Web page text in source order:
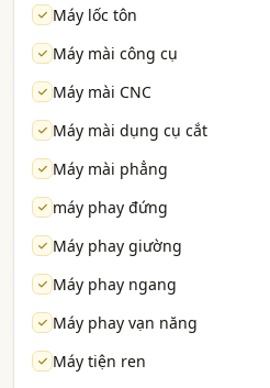
Máy lốc tôn
Máy mài công cụ
Máy mài CNC
Máy mài dụng cụ cắt
Máy mài phẳng
máy phay đứng
Máy phay giường
Máy phay ngang
Máy phay vạn năng
Máy tiện ren